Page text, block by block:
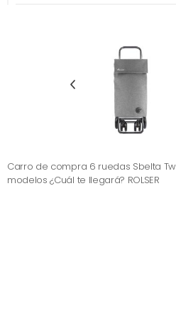
Carro de compra 6 ruedas Sbelta
modelos ¿Cuál te llegará? ROLSER